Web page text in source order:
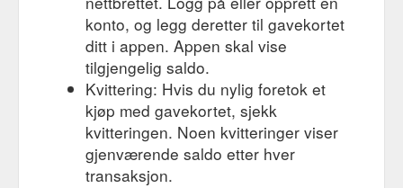
konto, og legg deretter til gavekortet
ditt i appen. Appen skal vise
tilgjengelig saldo.
Kvittering: Hvis du nylig foretok et
kjøp med gavekortet, sjekk
kvitteringen. Noen kvitteringer viser
gjenværende saldo etter hver
transaksjon.